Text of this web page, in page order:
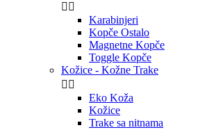
 
Karabinjeri
Kopče Ostalo
Magnetne Kopče
Toggle Kopče
Kožice - Kožne Trake
 
Eko Koža
Kožice
Trake sa nitnama